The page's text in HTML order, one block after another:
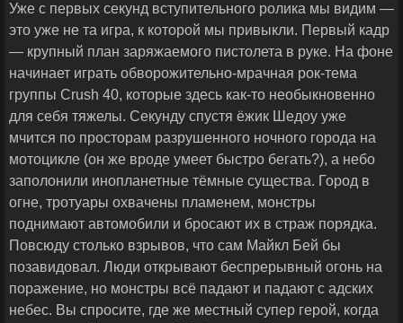
Уже с первых секунд вступительного ролика мы видим —
это уже не та игра, к которой мы привыкли. Первый кадр
— крупный план заряжаемого пистолета в руке. На фоне
начинает играть обворожительно-мрачная рок-тема
группы Crush 40, которые здесь как-то необыкновенно
для себя тяжелы. Секунду спустя ёжик Шедоу уже
мчится по просторам разрушенного ночного города на
мотоцикле (он же вроде умеет быстро бегать?), а небо
заполонили инопланетные тёмные существа. Город в
огне, тротуары охвачены пламенем, монстры
поднимают автомобили и бросают их в страж порядка.
Повсюду столько взрывов, что сам Майкл Бей бы
позавидовал. Люди открывают беспрерывный огонь на
поражение, но монстры всё падают и падают с адских
небес. Вы спросите, где же местный супер герой, когда